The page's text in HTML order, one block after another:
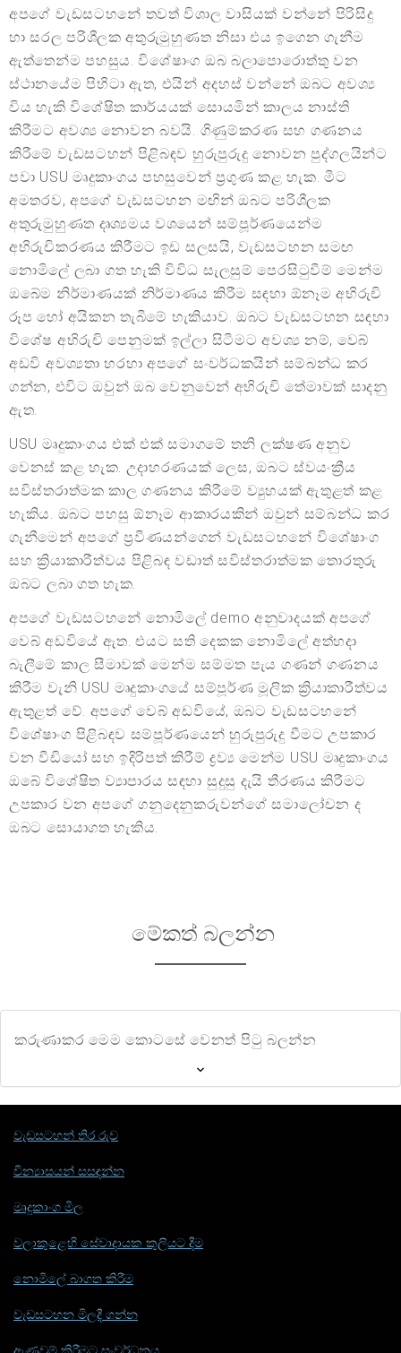
අපගේ වැඩසටහනේ තවත් විශාල වාසියක් වන්නේ පිරිසිදු
හා සරල පරිශීලක අතුරුමුහුණත නිසා එය ඉගෙන ගැනීම
ඇත්තෙන්ම පහසුය. විශේෂාංග ඔබ බලාපොරොත්තු වන
ස්ථානයේම පිහිටා ඇත, එයින් අදහස් වන්නේ ඔබට අවශ්‍ය
විය හැකි විශේෂිත කාර්යයක් සොයමින් කාලය නාස්ති
කිරීමට අවශ්‍ය නොවන බවයි. ගිණුම්කරණ සහ ගණනය
කිරීමේ වැඩසටහන් පිළිබඳව හුරුපුරුදු නොවන පුද්ගලයින්ට
පවා USU මෘදුකාංගය පහසුවෙන් ප්‍රගුණ කළ හැක. මීට
අමතරව, අපගේ වැඩසටහන මඟින් ඔබට පරිශීලක
අතුරුමුහුණත දෘශ්‍යමය වශයෙන් සම්පූර්ණයෙන්ම
අභිරුචිකරණය කිරීමට ඉඩ සලසයි, වැඩසටහන සමඟ
නොමිලේ ලබා ගත හැකි විවිධ සැලසුම් පෙරසිටුවීම් මෙන්ම
ඔබේම නිර්මාණයක් නිර්මාණය කිරීම සඳහා ඕනෑම අභිරුචි
රූප හෝ අයිකන තැබීමේ හැකියාව. ඔබට වැඩසටහන සඳහා
විශේෂ අභිරුචි පෙනුමක් ඉල්ලා සිටීමට අවශ්‍ය නම්, වෙබ්
අඩවි අවශ්‍යතා හරහා අපගේ සංවර්ධකයින් සම්බන්ධ කර
ගන්න, එවිට ඔවුන් ඔබ වෙනුවෙන් අභිරුචි තේමාවක් සාදනු
ඇත.
USU මෘදුකාංගය එක් එක් සමාගමේ තනි ලක්ෂණ අනුව
වෙනස් කළ හැක. උදාහරණයක් ලෙස, ඔබට ස්වයංක්‍රීය
සවිස්තරාත්මක කාල ගණනය කිරීමේ ව්‍යුහයක් ඇතුළත් කළ
හැකිය. ඔබට පහසු ඕනෑම ආකාරයකින් ඔවුන් සම්බන්ධ කර
ගැනීමෙන් අපගේ ප්‍රවීණයන්ගෙන් වැඩසටහනේ විශේෂාංග
සහ ක්‍රියාකාරීත්වය පිළිබඳ වඩාත් සවිස්තරාත්මක තොරතුරු
ඔබට ලබා ගත හැක.
අපගේ වැඩසටහනේ නොමිලේ demo අනුවාදයක් අපගේ
වෙබ් අඩවියේ ඇත. එයට සති දෙකක නොමිලේ අත්හදා
බැලීමේ කාල සීමාවක් මෙන්ම සම්මත පැය ගණන් ගණනය
කිරීම වැනි USU මෘදුකාංගයේ සම්පූර්ණ මූලික ක්‍රියාකාරීත්වය
ඇතුළත් වේ. අපගේ වෙබ් අඩවියේ, ඔබට වැඩසටහනේ
විශේෂාංග පිළිබඳව සම්පූර්ණයෙන් හුරුපුරුදු වීමට උපකාර
වන වීඩියෝ සහ ඉදිරිපත් කිරීම් ද්‍රව්‍ය මෙන්ම USU මෘදුකාංගය
ඔබේ විශේෂිත ව්‍යාපාරය සඳහා සුදුසු දැයි තීරණය කිරීමට
උපකාර වන අපගේ ගනුදෙනුකරුවන්ගේ සමාලෝචන ද
ඔබට සොයාගත හැකිය.
මේකත් බලන්න
කරුණාකර මෙම කොටසේ වෙනත් පිටු බලන්න
වැඩසටහන් තිර රුව
වින්‍යාසයන් සසඳන්න
මෘදුකාංග මිල
වලාකුළෙහි සේවාදායක කුලියට දීම
නොමිලේ බාගත කිරීම
වැඩසටහන මිලදී ගන්න